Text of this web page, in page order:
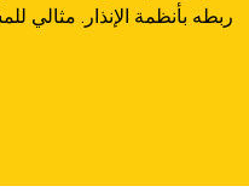
ربطه بأنظمة الإنذار. مثالي